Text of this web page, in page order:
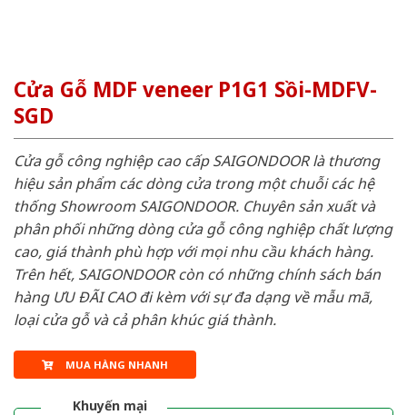
Cửa Gỗ MDF veneer P1G1 Sồi-MDFV-
SGD
Cửa gỗ công nghiệp cao cấp SAIGONDOOR là thương
hiệu sản phẩm các dòng cửa trong một chuỗi các hệ
thống Showroom SAIGONDOOR. Chuyên sản xuất và
phân phối những dòng cửa gỗ công nghiệp chất lượng
cao, giá thành phù hợp với mọi nhu cầu khách hàng.
Trên hết, SAIGONDOOR còn có những chính sách bán
hàng ƯU ĐÃI CAO đi kèm với sự đa dạng về mẫu mã,
loại cửa gỗ và cả phân khúc giá thành.
MUA HÀNG NHANH
Khuyến mại